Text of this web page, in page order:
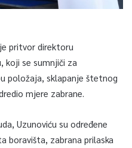
pritvor direktoru
koji se sumnjiči za
položaja, sklapanje štetnog
mjere zabrane.
Uzunoviću su određene
boravišta, zabrana prilaska